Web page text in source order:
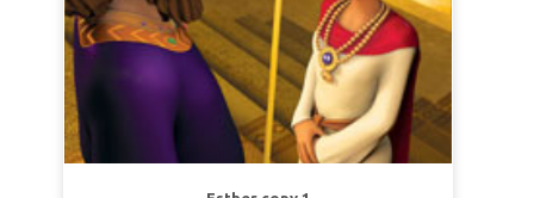
înainte Contextul biblic și Indicatoarele.
LECȚIA 1: ARATĂ SPRE ISUS
Adevăr biblic:
Pot să îi îndrept pe alții către
Hristos.
Verset:„Pocăiţi-vă, căci Împărăţia cerurilor este
Matei 3:2b (VDC)